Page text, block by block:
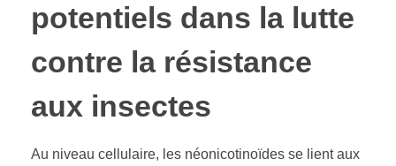
potentiels dans la lutte
contre la résistance
aux insectes
Au niveau cellulaire, les néonicotinoïdes se lient aux